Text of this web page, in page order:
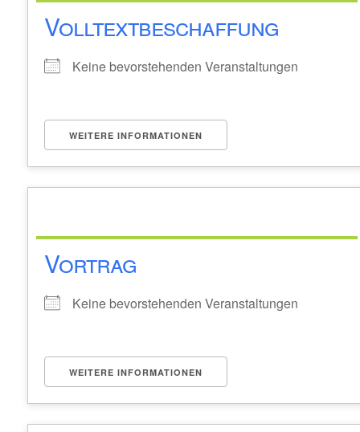
Volltextbeschaffung
Keine bevorstehenden Veranstaltungen
WEITERE INFORMATIONEN
Vortrag
Keine bevorstehenden Veranstaltungen
WEITERE INFORMATIONEN